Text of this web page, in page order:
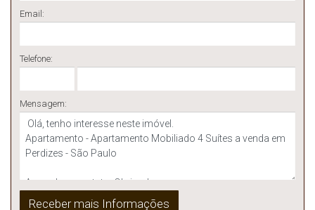
Email:
Telefone:
Mensagem: